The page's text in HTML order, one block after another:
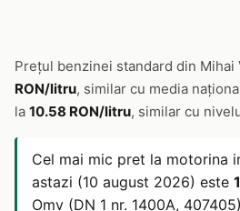
Prețul benzinei standard din Mihai
RON/litru, similar cu media
la 10.58 RON/litru, similar cu
Cel mai mic pret la motorina
astazi (10 august 2026) este
Omv (DN 1 nr. 1400A,